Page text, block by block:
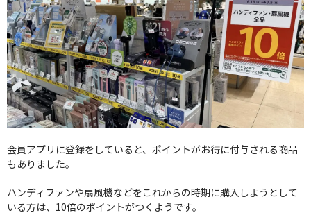
会員アプリに登録をしていると、ポイントがお得に付与される商品
もありました。
ハンディファンや扇風機などをこれからの時期に購入しようとして
いる方は、10倍のポイントがつくようです。